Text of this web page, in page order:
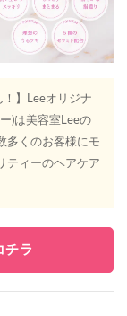
！】Leeオリジナ
)は美容室Leeの
多くのお客様にモ
ティーのヘアケア
チラ